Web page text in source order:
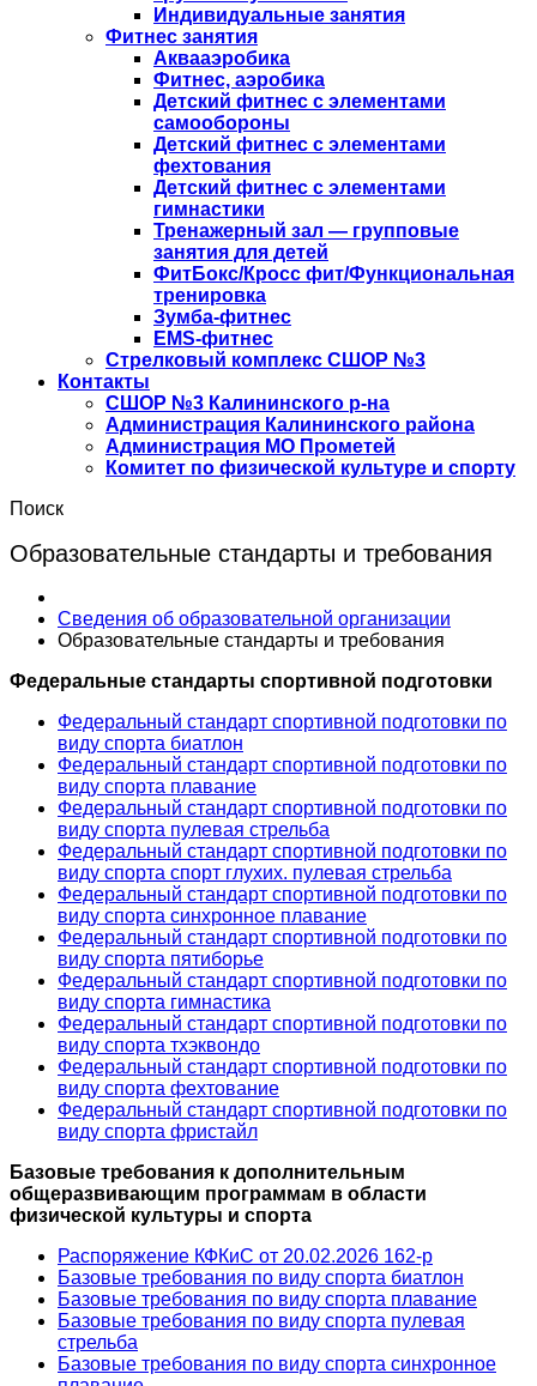
Индивидуальные занятия
Фитнес занятия
Аквааэробика
Фитнес, аэробика
Детский фитнес с элементами
самообороны
Детский фитнес с элементами
фехтования
Детский фитнес с элементами
гимнастики
Тренажерный зал — групповые
занятия для детей
ФитБокс/Кросс фит/Функциональная
тренировка
Зумба-фитнес
EMS-фитнес
Стрелковый комплекс СШОР №3
Контакты
СШОР №3 Калининского р-на
Администрация Калининского района
Администрация МО Прометей
Комитет по физической культуре и спорту
Поиск
Образовательные стандарты и требования
Сведения об образовательной организации
Образовательные стандарты и требования
Федеральные стандарты спортивной подготовки
Федеральный стандарт спортивной подготовки по
виду спорта биатлон
Федеральный стандарт спортивной подготовки по
виду спорта плавание
Федеральный стандарт спортивной подготовки по
виду спорта пулевая стрельба
Федеральный стандарт спортивной подготовки по
виду спорта спорт глухих. пулевая стрельба
Федеральный стандарт спортивной подготовки по
виду спорта синхронное плавание
Федеральный стандарт спортивной подготовки по
виду спорта пятиборье
Федеральный стандарт спортивной подготовки по
виду спорта гимнастика
Федеральный стандарт спортивной подготовки по
виду спорта тхэквондо
Федеральный стандарт спортивной подготовки по
виду спорта фехтование
Федеральный стандарт спортивной подготовки по
виду спорта фристайл
Базовые требования к дополнительным
общеразвивающим программам в области
физической культуры и спорта
Распоряжение КФКиС от 20.02.2026 162-р
Базовые требования по виду спорта биатлон
Базовые требования по виду спорта плавание
Базовые требования по виду спорта пулевая
стрельба
Базовые требования по виду спорта синхронное